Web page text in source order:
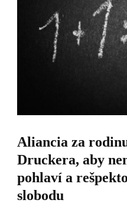
Aliancia za
Druckera, aby
pohlaví a
slobodu